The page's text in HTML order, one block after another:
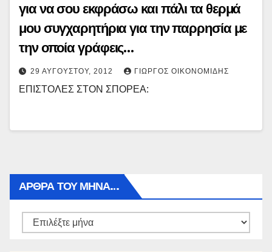
για να σου εκφράσω και πάλι τα θερμά
μου συγχαρητήρια για την παρρησία με
την οποία γράφεις…
29 ΑΥΓΟΎΣΤΟΥ, 2012 ΓΙΏΡΓΟΣ ΟΙΚΟΝΟΜΊΔΗΣ
ΕΠΙΣΤΟΛΕΣ ΣΤΟΝ ΣΠΟΡΕΑ:
ΑΡΘΡΑ ΤΟΥ ΜΉΝΑ…
Αρθρα